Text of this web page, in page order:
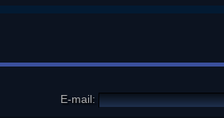
E-mail: